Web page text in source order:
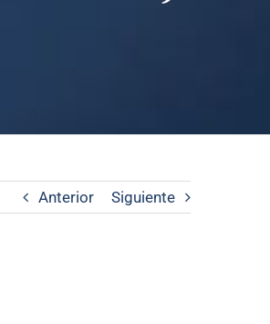
Anterior Siguiente